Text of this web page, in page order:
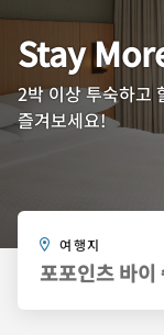
Stay
2박 이상 투숙하고
즐겨보세요!
여행지
포포인츠 바이